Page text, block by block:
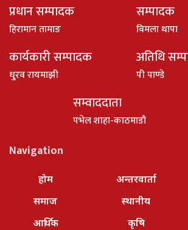
प्रधान सम्पादक
हिरामान तामाङ
सम्पादक
विमला थापा
कार्यकारी सम्पादक
धु्रव रायमाझी
अतिथि
पी पाण्डे
सम्वाददाता
पभेल शाहा-काठमाडौ
Navigation
होम
समाज
आर्थिक
अन्तरवार्ता
स्थानीय
कृषि